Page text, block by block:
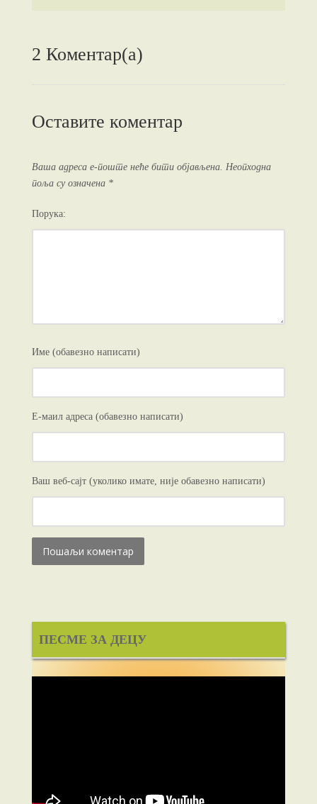
2 Коментар(а)
Оставите коментар
Ваша адреса е-поште неће бити објављена. Неопходна
поља су означена *
Порука:
Име (обавезно написати)
Е-маил адреса (обавезно написати)
Ваш веб-сајт (уколико имате, није обавезно написати)
ПЕСМЕ ЗА ДЕЦУ